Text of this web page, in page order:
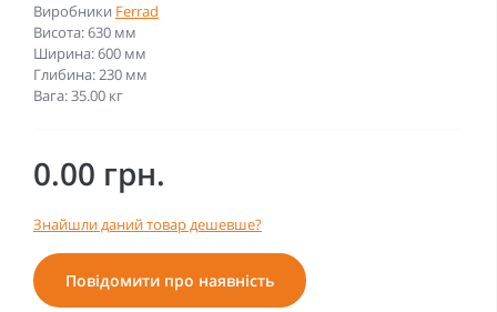
Виробники Ferrad
Висота: 630 мм
Ширина: 600 мм
Глибина: 230 мм
Вага: 35.00 кг
0.00 грн.
Знайшли даний товар дешевше?
Повідомити про наявність